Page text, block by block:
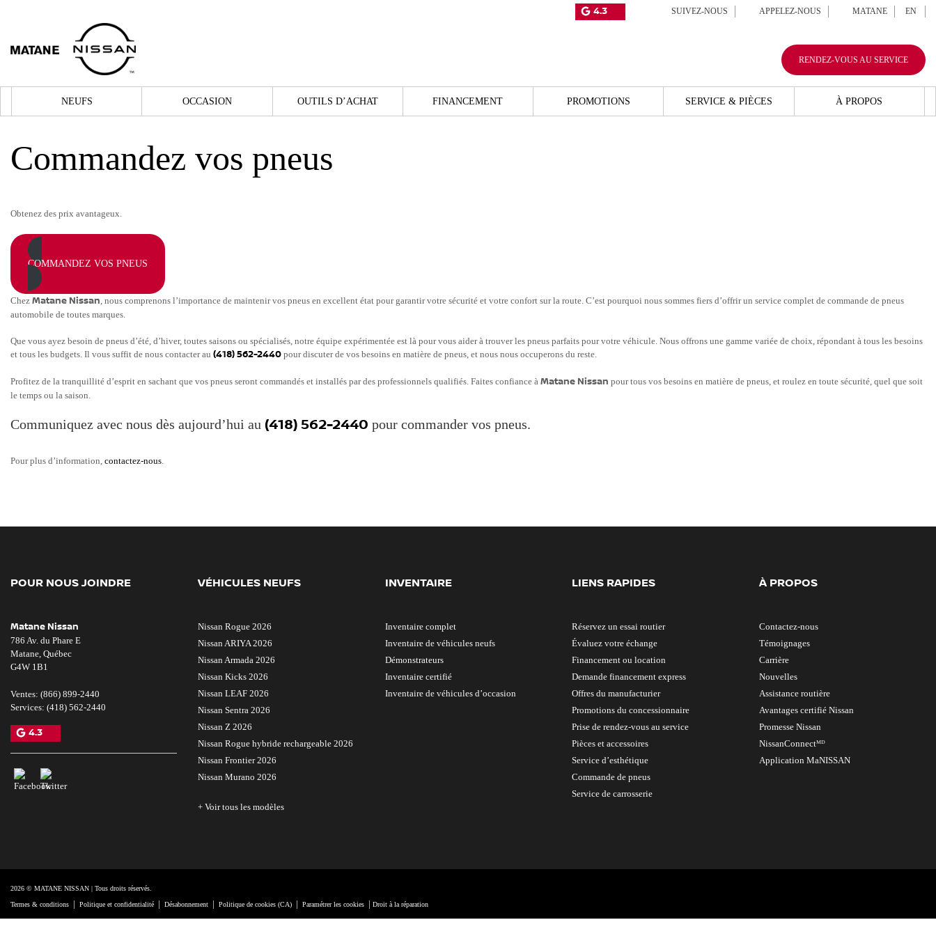
4.3 SUIVEZ-NOUS APPELEZ-NOUS MATANE EN
RENDEZ-VOUS AU SERVICE
NEUFS OCCASION OUTILS D’ACHAT FINANCEMENT PROMOTIONS SERVICE & PIÈCES À PROPOS
Commandez vos pneus
Obtenez des prix avantageux.
COMMANDEZ VOS PNEUS
Chez Matane Nissan, nous comprenons l’importance de maintenir vos pneus en excellent état pour garantir votre sécurité et votre confort sur la route. C’est pourquoi nous sommes fiers d’offrir un service complet de commande de pneus
automobile de toutes marques.
Que vous ayez besoin de pneus d’été, d’hiver, toutes saisons ou spécialisés, notre équipe expérimentée est là pour vous aider à trouver les pneus parfaits pour votre véhicule. Nous offrons une gamme variée de choix, répondant à tous les besoins
et tous les budgets. Il vous suffit de nous contacter au (418) 562-2440 pour discuter de vos besoins en matière de pneus, et nous nous occuperons du reste.
Profitez de la tranquillité d’esprit en sachant que vos pneus seront commandés et installés par des professionnels qualifiés. Faites confiance à Matane Nissan pour tous vos besoins en matière de pneus, et roulez en toute sécurité, quel que soit
le temps ou la saison.
Communiquez avec nous dès aujourd’hui au (418) 562-2440 pour commander vos pneus.
Pour plus d’information, contactez-nous.
POUR NOUS JOINDRE
Matane Nissan
786 Av. du Phare E
Matane, Québec
G4W 1B1
Ventes: (866) 899-2440
Services: (418) 562-2440
4.3
VÉHICULES NEUFS
Nissan Rogue 2026
Nissan ARIYA 2026
Nissan Armada 2026
Nissan Kicks 2026
Nissan LEAF 2026
Nissan Sentra 2026
Nissan Z 2026
Nissan Rogue hybride rechargeable 2026
Nissan Frontier 2026
Nissan Murano 2026
+ Voir tous les modèles
INVENTAIRE
Inventaire complet
Inventaire de véhicules neufs
Démonstrateurs
Inventaire certifié
Inventaire de véhicules d’occasion
LIENS RAPIDES
Réservez un essai routier
Évaluez votre échange
Financement ou location
Demande financement express
Offres du manufacturier
Promotions du concessionnaire
Prise de rendez-vous au service
Pièces et accessoires
Service d’esthétique
Commande de pneus
Service de carrosserie
À PROPOS
Contactez-nous
Témoignages
Carrière
Nouvelles
Assistance routière
Avantages certifié Nissan
Promesse Nissan
NissanConnectᴹᴰ
Application MaNISSAN
2026 © MATANE NISSAN | Tous droits réservés.
Termes & conditions | Politique et confidentialité | Désabonnement | Politique de cookies (CA) | Paramétrer les cookies | Droit à la réparation